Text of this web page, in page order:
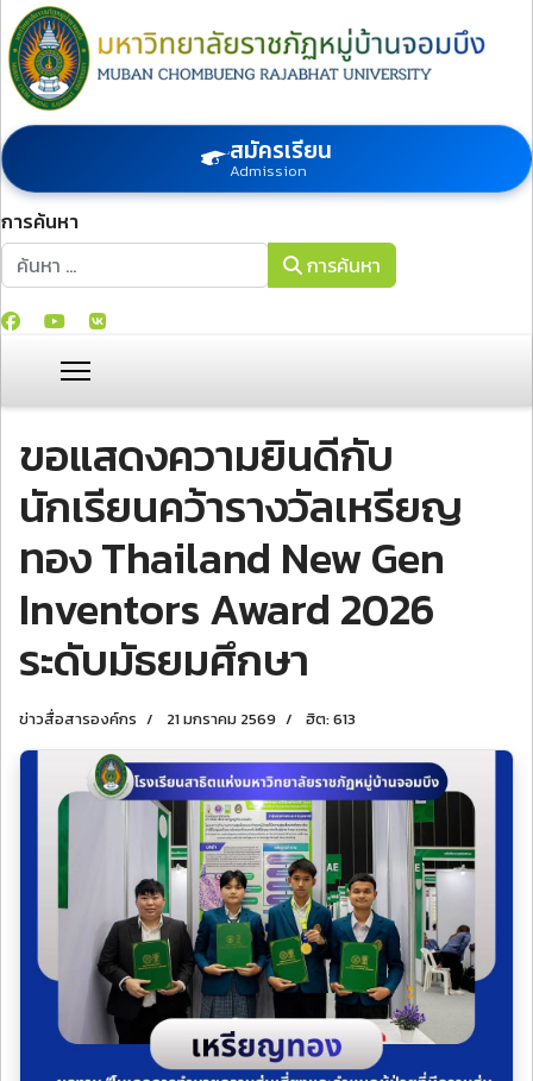
สมัครเรียน
Admission
การค้นหา
การค้นหา
การค้นหา
ขอแสดงความยินดีกับ
นักเรียนคว้ารางวัลเหรียญ
ทอง Thailand New Gen
Inventors Award 2026
ระดับมัธยมศึกษา
ข่าวสื่อสารองค์กร 21 มกราคม 2569 ฮิต: 613